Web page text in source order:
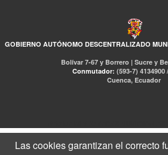
GOBIERNO AUTÓNOMO DESCENTRALIZADO
Bolívar 7-67 y Borrero | Sucre y
Conmutador: (593-7) 4134900
Cuenca, Ecuador
Las cookies garantizan el correcto